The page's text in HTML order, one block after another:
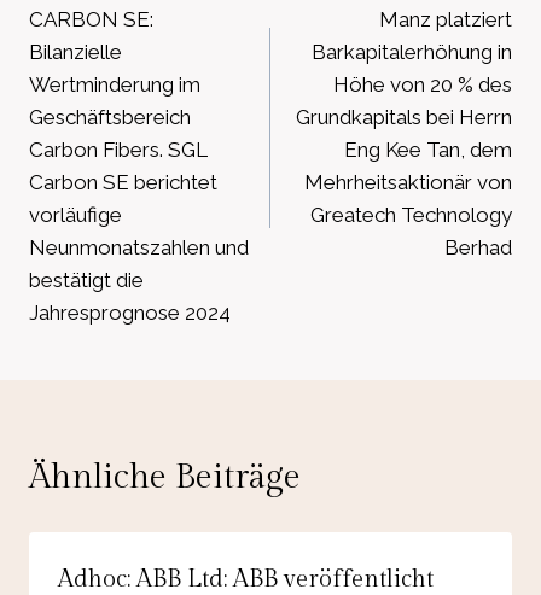
CARBON SE:
Bilanzielle
Wertminderung im
Geschäftsbereich
Carbon Fibers. SGL
Carbon SE berichtet
vorläufige
Neunmonatszahlen und
bestätigt die
Jahresprognose 2024
Manz platziert
Barkapitalerhöhung in
Höhe von 20 % des
Grundkapitals bei Herrn
Eng Kee Tan, dem
Mehrheitsaktionär von
Greatech Technology
Berhad
Ähnliche Beiträge
Adhoc: ABB Ltd: ABB veröffentlicht